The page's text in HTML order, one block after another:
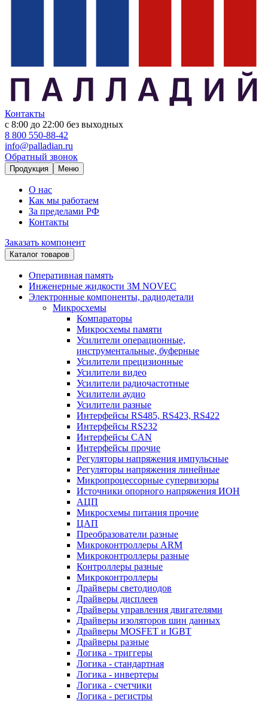
Контакты
с 8:00 до 22:00 без выходных
8 800 550-88-42
info@palladian.ru
Обратный звонок
Продукция Меню
О нас
Как мы работаем
За пределами РФ
Контакты
Заказать компонент
Каталог товаров
Оперативная память
Инженерные жидкости 3M NOVEC
Электронные компоненты, радиодетали
Микросхемы
Компараторы
Микросхемы памяти
Усилители операционные,
инструментальные, буферные
Усилители прецизионные
Усилители видео
Усилители радиочастотные
Усилители аудио
Усилители разные
Интерфейсы RS485, RS423, RS422
Интерфейсы RS232
Интерфейсы CAN
Интерфейсы прочие
Регуляторы напряжения импульсные
Регуляторы напряжения линейные
Микропроцессорные супервизоры
Источники опорного напряжения ИОН
АЦП
Микросхемы питания прочие
ЦАП
Преобразователи разные
Микроконтроллеры ARM
Микроконтроллеры разные
Контроллеры разные
Микроконтроллеры
Драйверы светодиодов
Драйверы дисплеев
Драйверы управления двигателями
Драйверы изоляторов шин данных
Драйверы MOSFET и IGBT
Драйверы разные
Логика - триггеры
Логика - стандартная
Логика - инвертеры
Логика - счетчики
Логика - регистры